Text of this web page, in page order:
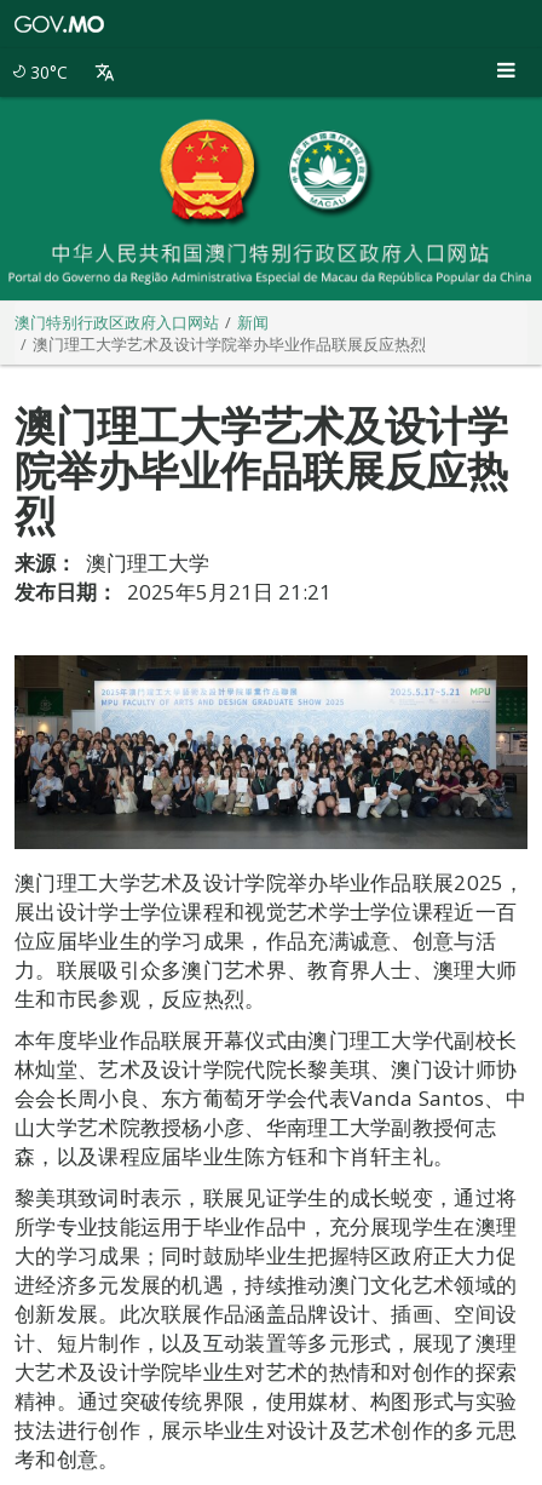
30°C
澳门特别行政区政府入口网站
新闻
澳门理工大学艺术及设计学院举办毕业作品联展反应热烈
澳门理工大学艺术及设计学
院举办毕业作品联展反应热
烈
来源：
澳门理工大学
发布日期：
2025年5月21日 21:21
澳门理工大学艺术及设计学院举办毕业作品联展2025，
展出设计学士学位课程和视觉艺术学士学位课程近一百
位应届毕业生的学习成果，作品充满诚意、创意与活
力。联展吸引众多澳门艺术界、教育界人士、澳理大师
生和市民参观，反应热烈。
本年度毕业作品联展开幕仪式由澳门理工大学代副校长
林灿堂、艺术及设计学院代院长黎美琪、澳门设计师协
会会长周小良、东方葡萄牙学会代表Vanda Santos、中
山大学艺术院教授杨小彦、华南理工大学副教授何志
森，以及课程应届毕业生陈方钰和卞肖轩主礼。
黎美琪致词时表示，联展见证学生的成长蜕变，通过将
所学专业技能运用于毕业作品中，充分展现学生在澳理
大的学习成果；同时鼓励毕业生把握特区政府正大力促
进经济多元发展的机遇，持续推动澳门文化艺术领域的
创新发展。此次联展作品涵盖品牌设计、插画、空间设
计、短片制作，以及互动装置等多元形式，展现了澳理
大艺术及设计学院毕业生对艺术的热情和对创作的探索
精神。通过突破传统界限，使用媒材、构图形式与实验
技法进行创作，展示毕业生对设计及艺术创作的多元思
考和创意。